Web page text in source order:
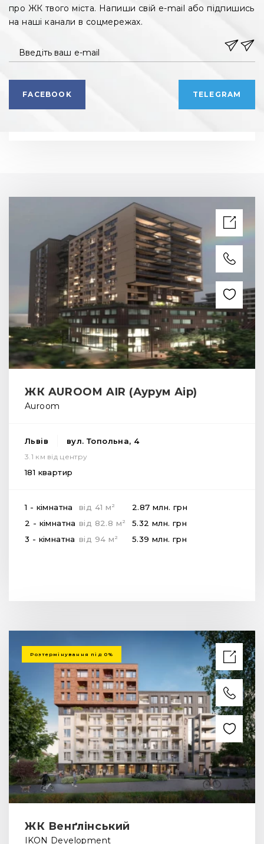
про ЖК твого міста. Напиши свій e-mail або підпишись
на наші канали в соцмережах.
Введіть ваш e-mail
FACEBOOK TELEGRAM
ЖК AUROOM AIR (Аурум Аір)
Auroom
Львів вул. Топольна, 4
3.1 км від центру
181 квартир
1 - кімнатна від 41 м 2 2.87 млн. грн
2 - кімнатна від 82.8 м 2 5.32 млн. грн
3 - кімнатна від 94 м 2 5.39 млн. грн
Розтермінування під 0%
ЖК Венґлінський
IKON Development